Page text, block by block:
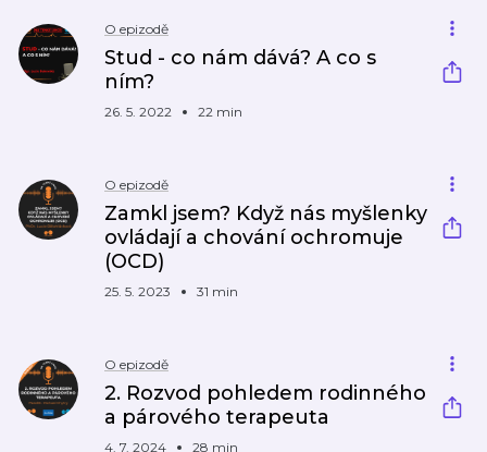
O epizodě
Stud - co nám dává? A co s
ním?
26. 5. 2022 22 min
O epizodě
Zamkl jsem? Když nás myšlenky
ovládají a chování ochromuje
(OCD)
25. 5. 2023 31 min
O epizodě
2. Rozvod pohledem rodinného
a párového terapeuta
4. 7. 2024 28 min